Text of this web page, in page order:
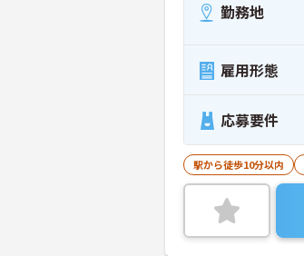
勤務地
雇用形態
応募要件
駅から徒歩10分以内